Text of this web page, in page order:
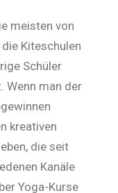
meisten von
Kiteschulen
Schüler
Wenn man der
kreativen
die seit
Kanäle
Yoga-Kurse